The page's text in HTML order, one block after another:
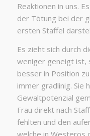
Reaktionen in uns.
der Tötung bei der
ersten Staffel
Es zieht sich durch
weniger geneigt ist,
besser in Position
immer gradlinig. Sie
Gewaltpotenzial
Frau direkt nach
fehlten und den
welche in Westeros